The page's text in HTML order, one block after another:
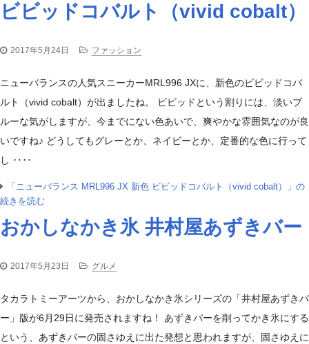
ビビッドコバルト（vivid cobalt）
2017年5月24日 ファッション
ニューバランスの人気スニーカーMRL996 JXに、新色のビビッドコバ
ルト（vivid cobalt）が出ましたね。 ビビッドという割りには、淡いブ
ルーな気がしますが、今までにない色あいで、爽やかな雰囲気なのが良
いですね♪ どうしてもグレーとか、ネイビーとか、定番的な色に行って
し ‥‥
「ニューバランス MRL996 JX 新色 ビビッドコバルト（vivid cobalt）」の
続きを読む
おかしなかき氷 井村屋あずきバー
2017年5月23日 グルメ
タカラトミーアーツから、おかしなかき氷シリーズの「井村屋あずきバ
ー」版が6月29日に発売されますね！ あずきバーを削ってかき氷にする
という、あずきバーの固さゆえに出た発想と思われますが、固さゆえに